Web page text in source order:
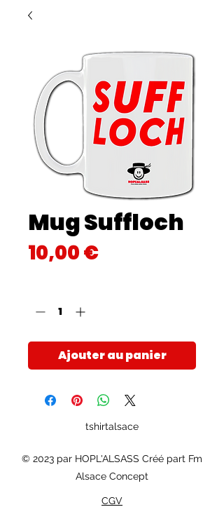
Mug Suffloch
10,00 €Prix
Ajouter au panier
tshirtalsace
© 2023 par HOPL'ALSASS Créé part Fm
Alsace Concept
CGV